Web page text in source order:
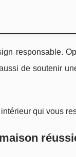
responsable.
de soutenir
qui vous